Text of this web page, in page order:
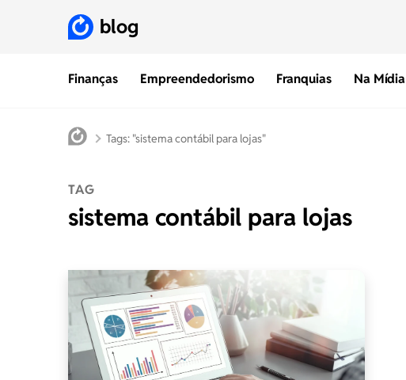
Finanças Empreendedorismo Franquias Na Mídia
blog
Tags: "sistema contábil para lojas"
TAG
sistema contábil para lojas